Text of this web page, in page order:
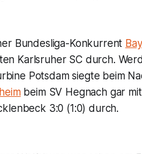
Bundesliga-Konkurrent
Karlsruher SC durch.
Potsdam siegte beim
beim SV Hegnach gar
3:0 (1:0) durch.